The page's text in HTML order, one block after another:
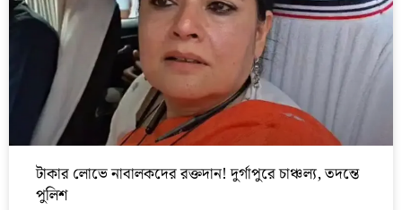
টাকার লোভে নাবালকদের রক্তদান! দুর্গাপুরে চাঞ্চল্য, তদন্তে
পুলিশ